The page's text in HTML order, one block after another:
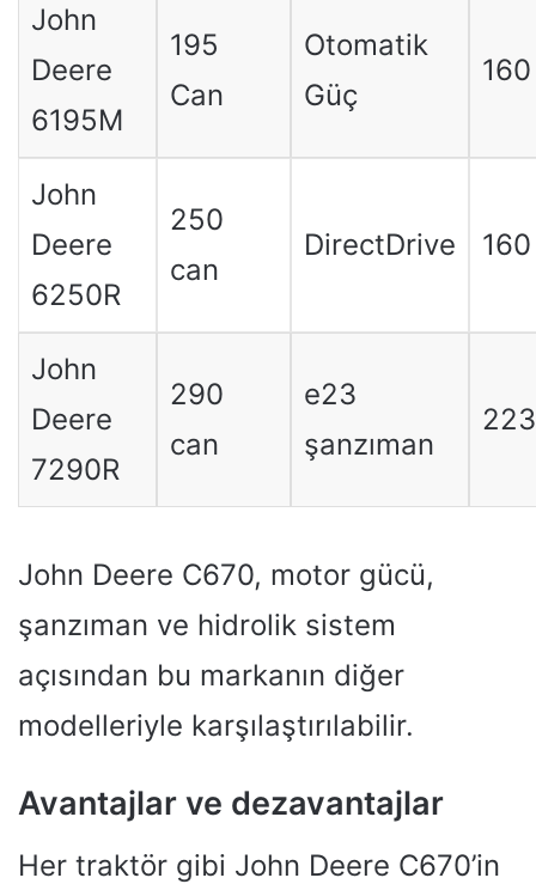
John
Deere
6195M
195
Can
Otomatik
Güç
John
Deere
6250R
250
can
DirectDrive
John
Deere
7290R
290
can
e23
şanzıman
John Deere C670, motor gücü,
şanzıman ve hidrolik sistem
açısından bu markanın diğer
modelleriyle karşılaştırılabilir.
Avantajlar ve dezavantajlar
Her traktör gibi John Deere C670’in